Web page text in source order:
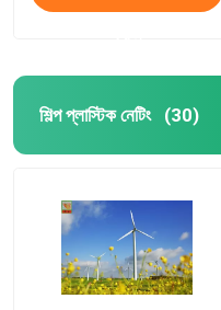
শিল্প প্লাস্টিক নেটিং (30)